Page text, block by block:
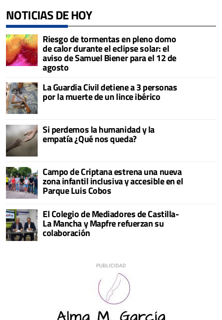
NOTICIAS DE HOY
Riesgo de tormentas en pleno domo
de calor durante el eclipse solar: el
aviso de Samuel Biener para el 12 de
agosto
La Guardia Civil detiene a 3 personas
por la muerte de un lince ibérico
Si perdemos la humanidad y la
empatía ¿Qué nos queda?
Campo de Criptana estrena una nueva
zona infantil inclusiva y accesible en el
Parque Luis Cobos
El Colegio de Mediadores de Castilla-
La Mancha y Mapfre refuerzan su
colaboración